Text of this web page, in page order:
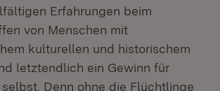
Erfahrungen beim
von Menschen mit
kulturellen und historischem
letztendlich ein Gewinn für
Denn ohne die Flüchtlinge